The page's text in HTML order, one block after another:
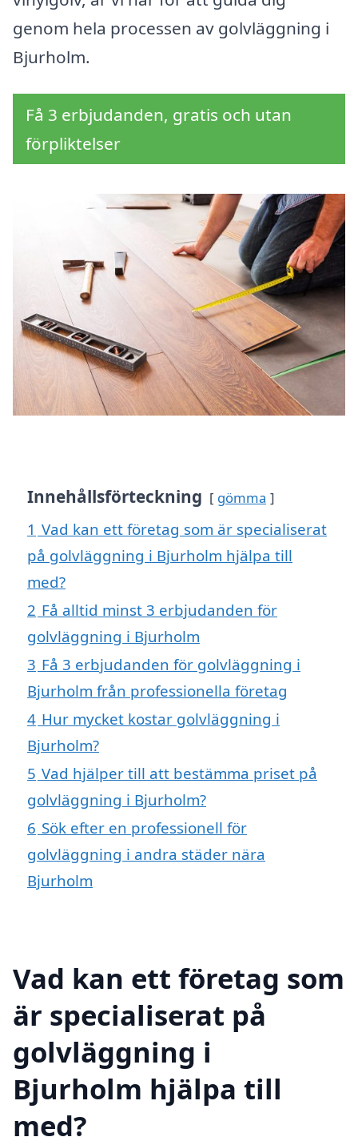
genom hela processen av golvläggning i
Bjurholm.
Få 3 erbjudanden, gratis och utan
förpliktelser
Innehållsförteckning gömma
1 Vad kan ett företag som är specialiserat
på golvläggning i Bjurholm hjälpa till
med?
2 Få alltid minst 3 erbjudanden för
golvläggning i Bjurholm
3 Få 3 erbjudanden för golvläggning i
Bjurholm från professionella företag
4 Hur mycket kostar golvläggning i
Bjurholm?
5 Vad hjälper till att bestämma priset på
golvläggning i Bjurholm?
6 Sök efter en professionell för
golvläggning i andra städer nära
Bjurholm
Vad kan ett företag som
är specialiserat på
golvläggning i
Bjurholm hjälpa till
med?